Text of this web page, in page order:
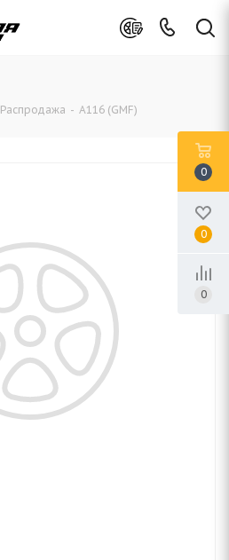
Распродажа - A116 (GMF)
0
0
0